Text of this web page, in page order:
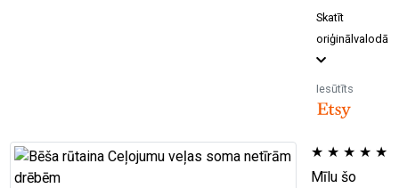
Skatīt
oriģinālvalodā
Iesūtīts
★ ★ ★ ★ ★
Mīlu šo